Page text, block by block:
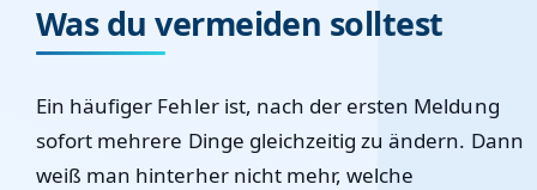
Was du vermeiden solltest
Ein häufiger Fehler ist, nach der ersten Meldung
sofort mehrere Dinge gleichzeitig zu ändern. Dann
weiß man hinterher nicht mehr, welche